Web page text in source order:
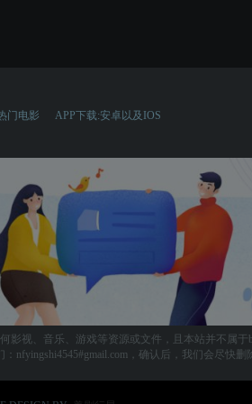
门电影 APP下载:安卓以及IOS
视、音乐、游戏等资源或文件，且本站并不属
，确认后，我们会尽快删